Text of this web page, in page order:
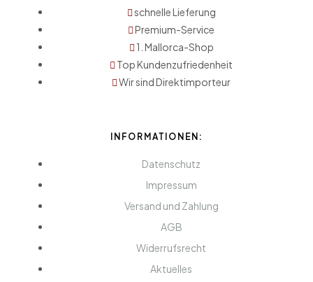
schnelle Lieferung
Premium-Service
1. Mallorca-Shop
Top Kundenzufriedenheit
Wir sind Direktimporteur
INFORMATIONEN:
Datenschutz
Impressum
Versand und Zahlung
AGB
Widerrufsrecht
Aktuelles